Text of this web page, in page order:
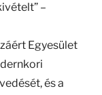
–
Egyesület
és a